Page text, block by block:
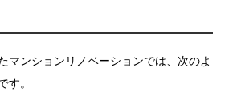
マンションリノベーションでは、次のよ
す。